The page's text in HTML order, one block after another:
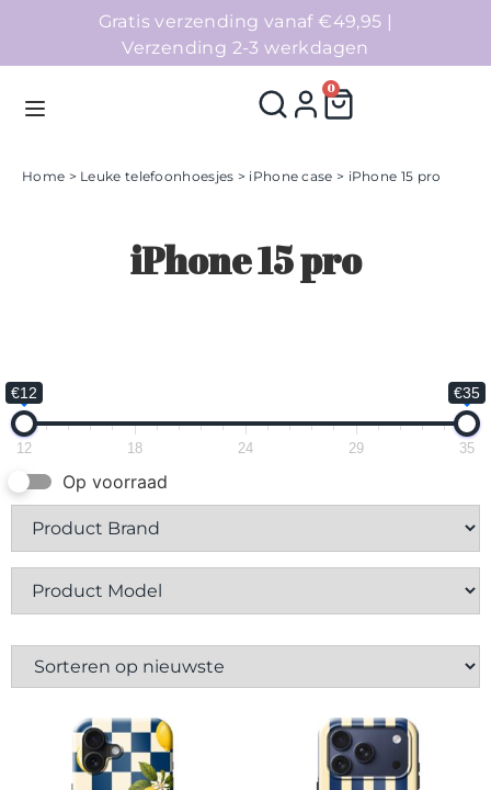
Gratis verzending vanaf €49,95 |
Verzending 2-3 werkdagen
0
Telefoonhoesjes
Sale
Collecties
Contact
Home > Leuke telefoonhoesjes > iPhone case > iPhone 15 pro
iPhone 15 pro
€12 €35
12 18 24 29 35
Op voorraad